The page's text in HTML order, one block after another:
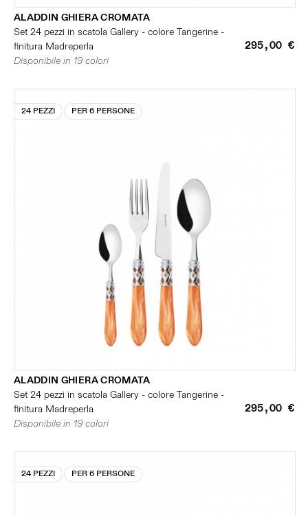
ALADDIN GHIERA CROMATA
Set 24 pezzi in scatola Gallery - colore Tangerine -
finitura Madreperla
295,00 €
Disponibile in 19 colori
24 PEZZI PER 6 PERSONE
ALADDIN GHIERA CROMATA
Set 24 pezzi in scatola Gallery - colore Tangerine -
finitura Madreperla
295,00 €
Disponibile in 19 colori
24 PEZZI PER 6 PERSONE